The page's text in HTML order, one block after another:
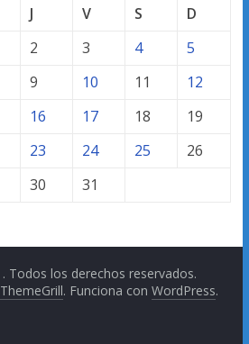
J V S
D
2 3 4
5
9 10 11
12
16 17 18
19
23 24 25
26
30 31
. Todos los derechos reservados.
ThemeGrill. Funciona conWordPress.